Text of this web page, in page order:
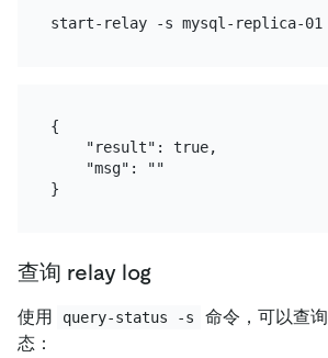
{
    "result": true,
    "msg": ""
查询 relay log
使用 query-status -s
命令，可以查
态：